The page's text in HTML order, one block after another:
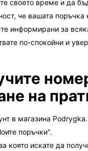
своето време и да
че вашата
информирани за
по-спокойни и
на
в магазина Podrygka.
поръчки".
която искате да